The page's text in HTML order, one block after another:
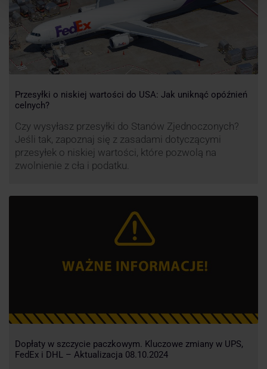
Przesyłki o niskiej wartości do USA: Jak uniknąć opóźnień
celnych?
Czy wysyłasz przesyłki do Stanów Zjednoczonych?
Jeśli tak, zapoznaj się z zasadami dotyczącymi
przesyłek o niskiej wartości, które pozwolą na
zwolnienie z cła i podatku.
Dopłaty w szczycie paczkowym. Kluczowe zmiany w UPS,
FedEx i DHL – Aktualizacja 08.10.2024